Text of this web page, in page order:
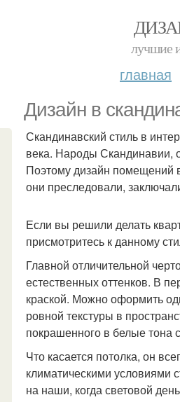
лучшие
главная
Дизайн в
Скандинавский стиль в
века. Народы Скандинавии,
Поэтому дизайн помещений
они преследовали,
Если вы решили делать
присмотритесь к данному
Главной отличительной
естественных оттенков. В
краской. Можно оформить
ровной текстуры в
покрашенного в белые тона
Что касается потолка, он
климатическими
на наши, когда световой